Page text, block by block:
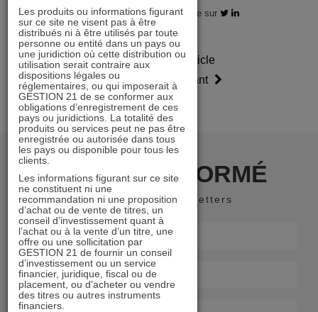
31.05.2023 - Partagez l'article sur
Article
précédent
Article
suivant
RESTER INFORMÉ
Recevoir nos newsletters
Les produits ou informations figurant
sur ce site ne visent pas à être
distribués ni à être utilisés par toute
personne ou entité dans un pays ou
une juridiction où cette distribution ou
utilisation serait contraire aux
dispositions légales ou
réglementaires, ou qui imposerait à
GESTION 21 de se conformer aux
obligations d’enregistrement de ces
pays ou juridictions. La totalité des
produits ou services peut ne pas être
enregistrée ou autorisée dans tous
les pays ou disponible pour tous les
clients.
Les informations figurant sur ce site
ne constituent ni une
recommandation ni une proposition
d’achat ou de vente de titres, un
conseil d’investissement quant à
l’achat ou à la vente d’un titre, une
offre ou une sollicitation par
GESTION 21 de fournir un conseil
d’investissement ou un service
financier, juridique, fiscal ou de
placement, ou d’acheter ou vendre
des titres ou autres instruments
financiers.